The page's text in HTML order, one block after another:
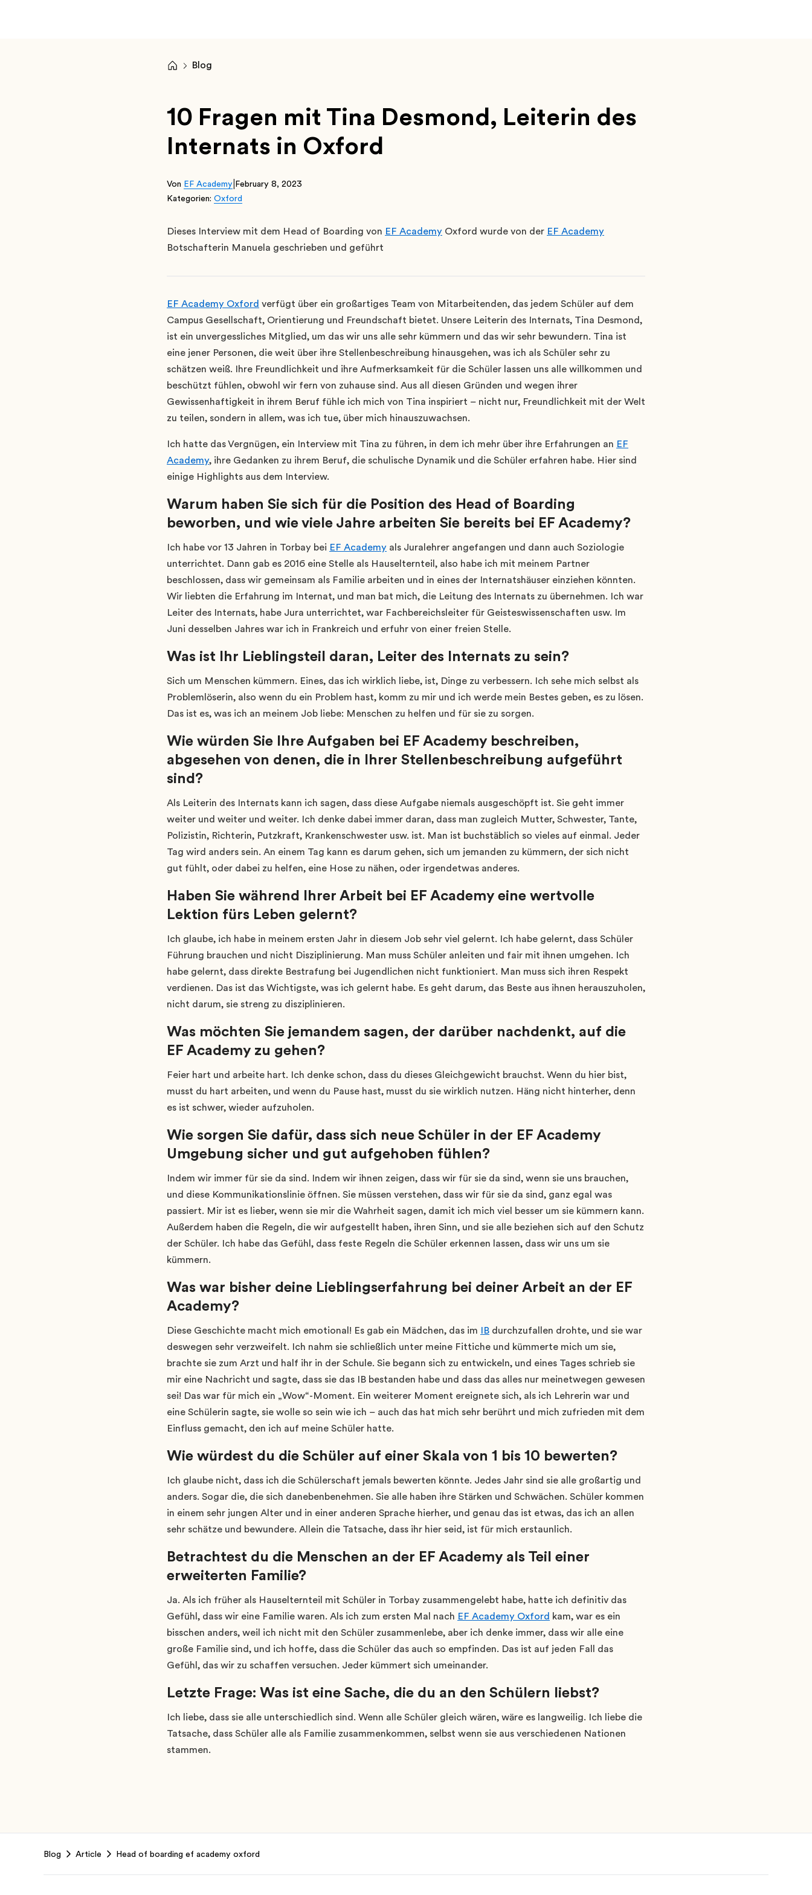
Blog
10 Fragen mit Tina Desmond, Leiterin des
Internats in Oxford
Von EF Academy February 8, 2023
Kategorien: Oxford
Dieses Interview mit dem Head of Boarding von EF Academy Oxford wurde von der EF Academy
Botschafterin Manuela geschrieben und geführt
EF Academy Oxford verfügt über ein großartiges Team von Mitarbeitenden, das jedem Schüler auf dem
Campus Gesellschaft, Orientierung und Freundschaft bietet. Unsere Leiterin des Internats, Tina Desmond,
ist ein unvergessliches Mitglied, um das wir uns alle sehr kümmern und das wir sehr bewundern. Tina ist
eine jener Personen, die weit über ihre Stellenbeschreibung hinausgehen, was ich als Schüler sehr zu
schätzen weiß. Ihre Freundlichkeit und ihre Aufmerksamkeit für die Schüler lassen uns alle willkommen und
beschützt fühlen, obwohl wir fern von zuhause sind. Aus all diesen Gründen und wegen ihrer
Gewissenhaftigkeit in ihrem Beruf fühle ich mich von Tina inspiriert – nicht nur, Freundlichkeit mit der Welt
zu teilen, sondern in allem, was ich tue, über mich hinauszuwachsen.
Ich hatte das Vergnügen, ein Interview mit Tina zu führen, in dem ich mehr über ihre Erfahrungen an EF
Academy, ihre Gedanken zu ihrem Beruf, die schulische Dynamik und die Schüler erfahren habe. Hier sind
einige Highlights aus dem Interview.
Warum haben Sie sich für die Position des Head of Boarding
beworben, und wie viele Jahre arbeiten Sie bereits bei EF Academy?
Ich habe vor 13 Jahren in Torbay bei EF Academy als Juralehrer angefangen und dann auch Soziologie
unterrichtet. Dann gab es 2016 eine Stelle als Hauselternteil, also habe ich mit meinem Partner
beschlossen, dass wir gemeinsam als Familie arbeiten und in eines der Internatshäuser einziehen könnten.
Wir liebten die Erfahrung im Internat, und man bat mich, die Leitung des Internats zu übernehmen. Ich war
Leiter des Internats, habe Jura unterrichtet, war Fachbereichsleiter für Geisteswissenschaften usw. Im
Juni desselben Jahres war ich in Frankreich und erfuhr von einer freien Stelle.
Was ist Ihr Lieblingsteil daran, Leiter des Internats zu sein?
Sich um Menschen kümmern. Eines, das ich wirklich liebe, ist, Dinge zu verbessern. Ich sehe mich selbst als
Problemlöserin, also wenn du ein Problem hast, komm zu mir und ich werde mein Bestes geben, es zu lösen.
Das ist es, was ich an meinem Job liebe: Menschen zu helfen und für sie zu sorgen.
Wie würden Sie Ihre Aufgaben bei EF Academy beschreiben,
abgesehen von denen, die in Ihrer Stellenbeschreibung aufgeführt
sind?
Als Leiterin des Internats kann ich sagen, dass diese Aufgabe niemals ausgeschöpft ist. Sie geht immer
weiter und weiter und weiter. Ich denke dabei immer daran, dass man zugleich Mutter, Schwester, Tante,
Polizistin, Richterin, Putzkraft, Krankenschwester usw. ist. Man ist buchstäblich so vieles auf einmal. Jeder
Tag wird anders sein. An einem Tag kann es darum gehen, sich um jemanden zu kümmern, der sich nicht
gut fühlt, oder dabei zu helfen, eine Hose zu nähen, oder irgendetwas anderes.
Haben Sie während Ihrer Arbeit bei EF Academy eine wertvolle
Lektion fürs Leben gelernt?
Ich glaube, ich habe in meinem ersten Jahr in diesem Job sehr viel gelernt. Ich habe gelernt, dass Schüler
Führung brauchen und nicht Disziplinierung. Man muss Schüler anleiten und fair mit ihnen umgehen. Ich
habe gelernt, dass direkte Bestrafung bei Jugendlichen nicht funktioniert. Man muss sich ihren Respekt
verdienen. Das ist das Wichtigste, was ich gelernt habe. Es geht darum, das Beste aus ihnen herauszuholen,
nicht darum, sie streng zu disziplinieren.
Was möchten Sie jemandem sagen, der darüber nachdenkt, auf die
EF Academy zu gehen?
Feier hart und arbeite hart. Ich denke schon, dass du dieses Gleichgewicht brauchst. Wenn du hier bist,
musst du hart arbeiten, und wenn du Pause hast, musst du sie wirklich nutzen. Häng nicht hinterher, denn
es ist schwer, wieder aufzuholen.
Wie sorgen Sie dafür, dass sich neue Schüler in der EF Academy
Umgebung sicher und gut aufgehoben fühlen?
Indem wir immer für sie da sind. Indem wir ihnen zeigen, dass wir für sie da sind, wenn sie uns brauchen,
und diese Kommunikationslinie öffnen. Sie müssen verstehen, dass wir für sie da sind, ganz egal was
passiert. Mir ist es lieber, wenn sie mir die Wahrheit sagen, damit ich mich viel besser um sie kümmern kann.
Außerdem haben die Regeln, die wir aufgestellt haben, ihren Sinn, und sie alle beziehen sich auf den Schutz
der Schüler. Ich habe das Gefühl, dass feste Regeln die Schüler erkennen lassen, dass wir uns um sie
kümmern.
Was war bisher deine Lieblingserfahrung bei deiner Arbeit an der EF
Academy?
Diese Geschichte macht mich emotional! Es gab ein Mädchen, das im IB durchzufallen drohte, und sie war
deswegen sehr verzweifelt. Ich nahm sie schließlich unter meine Fittiche und kümmerte mich um sie,
brachte sie zum Arzt und half ihr in der Schule. Sie begann sich zu entwickeln, und eines Tages schrieb sie
mir eine Nachricht und sagte, dass sie das IB bestanden habe und dass das alles nur meinetwegen gewesen
sei! Das war für mich ein „Wow“-Moment. Ein weiterer Moment ereignete sich, als ich Lehrerin war und
eine Schülerin sagte, sie wolle so sein wie ich – auch das hat mich sehr berührt und mich zufrieden mit dem
Einfluss gemacht, den ich auf meine Schüler hatte.
Wie würdest du die Schüler auf einer Skala von 1 bis 10 bewerten?
Ich glaube nicht, dass ich die Schülerschaft jemals bewerten könnte. Jedes Jahr sind sie alle großartig und
anders. Sogar die, die sich danebenbenehmen. Sie alle haben ihre Stärken und Schwächen. Schüler kommen
in einem sehr jungen Alter und in einer anderen Sprache hierher, und genau das ist etwas, das ich an allen
sehr schätze und bewundere. Allein die Tatsache, dass ihr hier seid, ist für mich erstaunlich.
Betrachtest du die Menschen an der EF Academy als Teil einer
erweiterten Familie?
Ja. Als ich früher als Hauselternteil mit Schüler in Torbay zusammengelebt habe, hatte ich definitiv das
Gefühl, dass wir eine Familie waren. Als ich zum ersten Mal nach EF Academy Oxford kam, war es ein
bisschen anders, weil ich nicht mit den Schüler zusammenlebe, aber ich denke immer, dass wir alle eine
große Familie sind, und ich hoffe, dass die Schüler das auch so empfinden. Das ist auf jeden Fall das
Gefühl, das wir zu schaffen versuchen. Jeder kümmert sich umeinander.
Letzte Frage: Was ist eine Sache, die du an den Schülern liebst?
Ich liebe, dass sie alle unterschiedlich sind. Wenn alle Schüler gleich wären, wäre es langweilig. Ich liebe die
Tatsache, dass Schüler alle als Familie zusammenkommen, selbst wenn sie aus verschiedenen Nationen
stammen.
Blog Article Head of boarding ef academy oxford